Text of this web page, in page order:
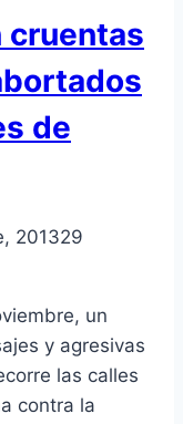
cruentas
de
201329
un
y agresivas
las calles
contra la